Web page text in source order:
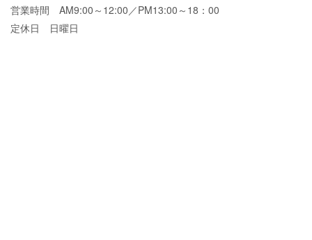
営業時間 AM9:00～12:00／PM13:00～18：00
定休日 日曜日